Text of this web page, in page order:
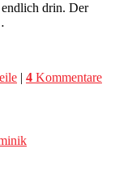
drin. Der
| 4 Kommentare